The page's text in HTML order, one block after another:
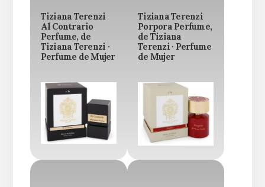
Tiziana Terenzi
Al Contrario
Perfume, de
Tiziana Terenzi ·
Perfume de Mujer
Tiziana Terenzi
Porpora Perfume,
de Tiziana
Terenzi · Perfume
de Mujer